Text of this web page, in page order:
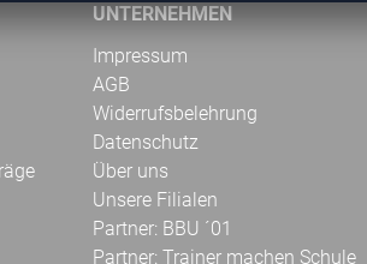
UNTERNEHMEN
Impressum
AGB
Widerrufsbelehrung
Datenschutz
Über uns
Unsere Filialen
Partner: BBU ´01
Partner: Trainer machen Schule